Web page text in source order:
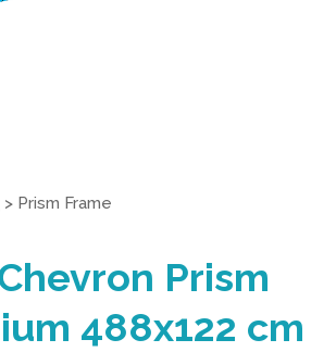
> Prism Frame
Prism
488x122 cm